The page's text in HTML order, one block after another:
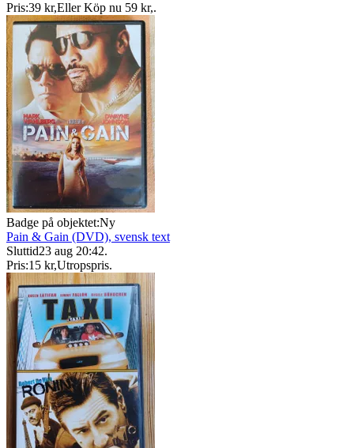
Pris:39 kr,Eller Köp nu 59 kr,.
Badge på objektet:Ny
Pain & Gain (DVD), svensk text
Sluttid23 aug 20:42.
Pris:15 kr,Utropspris.